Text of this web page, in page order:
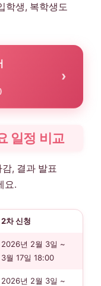
학생, 복학생도
›
일정 비교
, 결과 발표
요.
2차 신청
2026년 2월 3일 ~
3월 17일 18:00
2026년 2월 3일 ~